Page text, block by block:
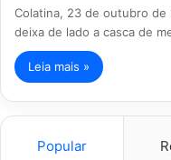
Colatina, 23 de outubro
deixa de lado a casca de
Leia mais »
Popular